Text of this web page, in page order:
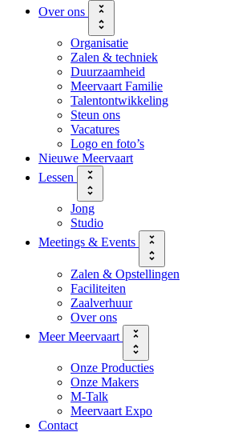
Over ons
Organisatie
Zalen & techniek
Duurzaamheid
Meervaart Familie
Talentontwikkeling
Steun ons
Vacatures
Logo en foto’s
Nieuwe Meervaart
Lessen
Jong
Studio
Meetings & Events
Zalen & Opstellingen
Faciliteiten
Zaalverhuur
Over ons
Meer Meervaart
Onze Producties
Onze Makers
M-Talk
Meervaart Expo
Contact